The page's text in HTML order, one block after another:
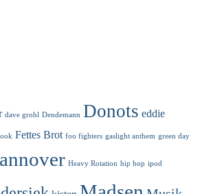
dave grohl Dendemann Donots eddie
Fettes Brot foo fighters gaslight anthem green day
Heavy Rotation hip hop ipod